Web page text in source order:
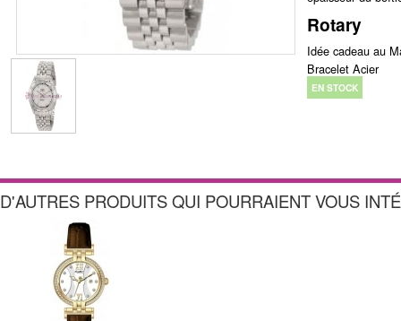
Rotary
Idée cadeau au
Bracelet Acier
EN STOCK
D'AUTRES PRODUITS QUI POURRAIENT VOUS